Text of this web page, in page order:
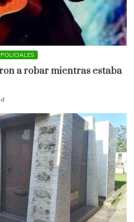
POLICIALES
a robar mientras estaba